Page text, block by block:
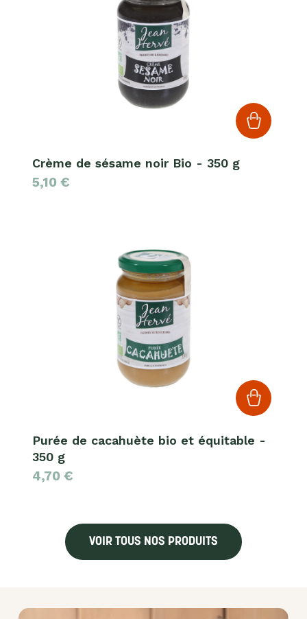
Crème de sésame noir Bio - 350 g
5,10 €
Purée de cacahuète bio et équitable -
350 g
4,70 €
VOIR TOUS NOS PRODUITS